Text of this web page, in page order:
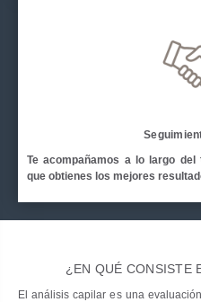
Te acompañamos a lo largo
que obtienes los mejores
¿EN QUÉ CONSISTE
El análisis capilar es una